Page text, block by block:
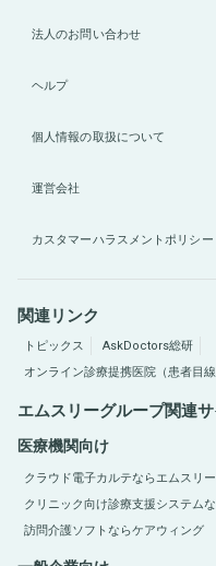
法人のお問い合わせ
ヘルプ
個人情報の取扱について
運営会社
カスタマーハラスメントポリシー
関連リンク
トピックス
AskDoctors総研
オンライン診療提携医院（患者目線
エムスリーグループ関連サ
医療機関向け
クラウド電子カルテならエムスリ
クリニック向け診療支援システム
訪問介護ソフトならケアウィング